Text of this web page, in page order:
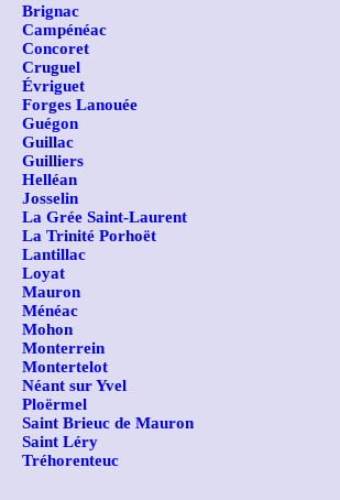
Brignac
Campénéac
Concoret
Cruguel
Évriguet
Forges Lanouée
Guégon
Guillac
Guilliers
Helléan
Josselin
La Grée Saint-Laurent
La Trinité Porhoët
Lantillac
Loyat
Mauron
Ménéac
Mohon
Monterrein
Montertelot
Néant sur Yvel
Ploërmel
Saint Brieuc de Mauron
Saint Léry
Tréhorenteuc